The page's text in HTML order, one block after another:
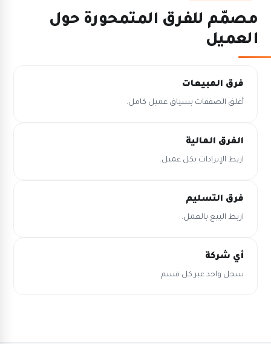
مصمّم للفرق المتمحورة حول
العميل
فرق المبيعات
أغلق الصفقات بسياق عميل كامل.
الفرق المالية
اربط الإيرادات بكل عميل.
فرق التسليم
اربط البيع بالعمل.
أي شركة
سجل واحد عبر كل قسم.